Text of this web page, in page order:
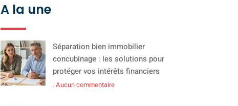
A la une
Séparation bien immobilier
concubinage : les solutions pour
protéger vos intérêts financiers
Aucun commentaire